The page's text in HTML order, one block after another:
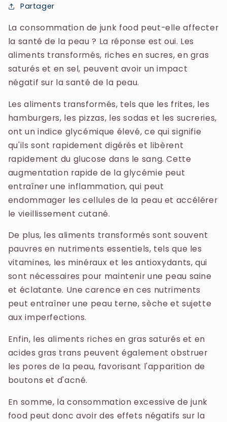
Partager
La consommation de junk food peut-elle affecter
la santé de la peau ? La réponse est oui. Les
aliments transformés, riches en sucres, en gras
saturés et en sel, peuvent avoir un impact
négatif sur la santé de la peau.
Les aliments transformés, tels que les frites, les
hamburgers, les pizzas, les sodas et les sucreries,
ont un indice glycémique élevé, ce qui signifie
qu'ils sont rapidement digérés et libèrent
rapidement du glucose dans le sang. Cette
augmentation rapide de la glycémie peut
entraîner une inflammation, qui peut
endommager les cellules de la peau et accélérer
le vieillissement cutané.
De plus, les aliments transformés sont souvent
pauvres en nutriments essentiels, tels que les
vitamines, les minéraux et les antioxydants, qui
sont nécessaires pour maintenir une peau saine
et éclatante. Une carence en ces nutriments
peut entraîner une peau terne, sèche et sujette
aux imperfections.
Enfin, les aliments riches en gras saturés et en
acides gras trans peuvent également obstruer
les pores de la peau, favorisant l'apparition de
boutons et d'acné.
En somme, la consommation excessive de junk
food peut donc avoir des effets négatifs sur la